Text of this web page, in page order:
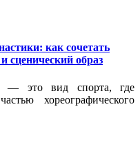
как сочетать
сценический образ
— это вид спорта, где
хореографического